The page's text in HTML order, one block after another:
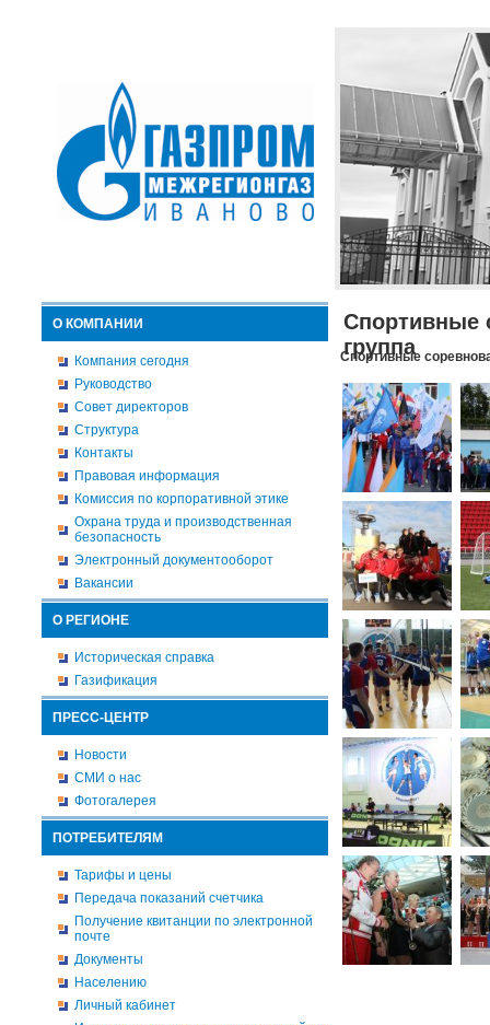
О КОМПАНИИ
Компания сегодня
Руководство
Совет директоров
Структура
Контакты
Правовая информация
Комиссия по корпоративной этике
Охрана труда и производственная
безопасность
Электронный документооборот
Вакансии
О РЕГИОНЕ
Историческая справка
Газификация
ПРЕСС-ЦЕНТР
Новости
СМИ о нас
Фотогалерея
ПОТРЕБИТЕЛЯМ
Тарифы и цены
Передача показаний счетчика
Получение квитанции по электронной
почте
Документы
Населению
Личный кабинет
Спортивные
группа
Спортивные